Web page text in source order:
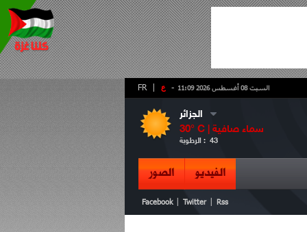
- ع FR السبت 08 أغسطس 2026 11:09
الجزائر
30° C | سماء صافية
الرطوبة : 43
الفيديو الصور
Facebook Twitter Rss